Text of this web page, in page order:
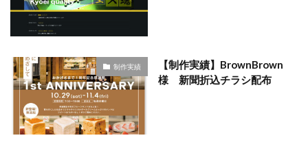
制作実績
【制作実績】BrownBrown
様 新聞折込チラシ配布